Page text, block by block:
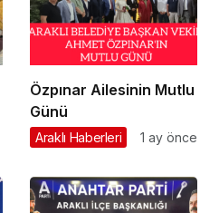
Özpınar Ailesinin Mutlu
Günü
Araklı Haberleri 1 ay önce